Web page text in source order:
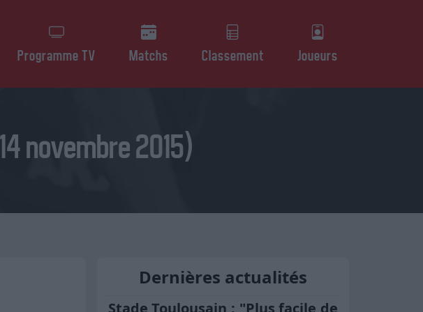
Programme TV Matchs Classement Joueurs
novembre 2015)
Dernières actualités
Stade Toulousain : "Plus facile de